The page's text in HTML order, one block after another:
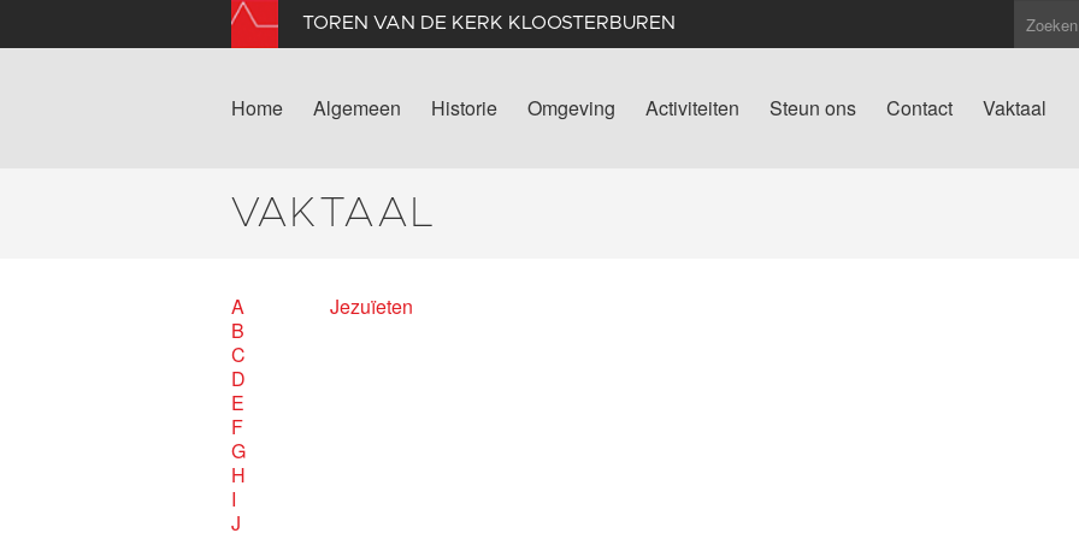
TOREN VAN DE KERK KLOOSTERBUREN
Home Algemeen Historie Omgeving Activiteiten Steun ons Contact Vaktaal
VAKTAAL
A
B
C
D
E
F
G
H
I
J
Jezuïeten